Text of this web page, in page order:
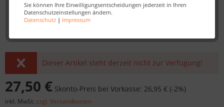
Sie können Ihre Einwilligungsentscheidungen jederzeit in Ihren
Datenschutzeinstellungen ändern.
Datenschutz| Impressum
Dieser Artikel steht derzeit nicht zur Verfügung!
27,50 € Skonto-Preis bei Vorkasse: 26,95 € (-2%)
inkl. MwSt. zzgl. Versandkosten